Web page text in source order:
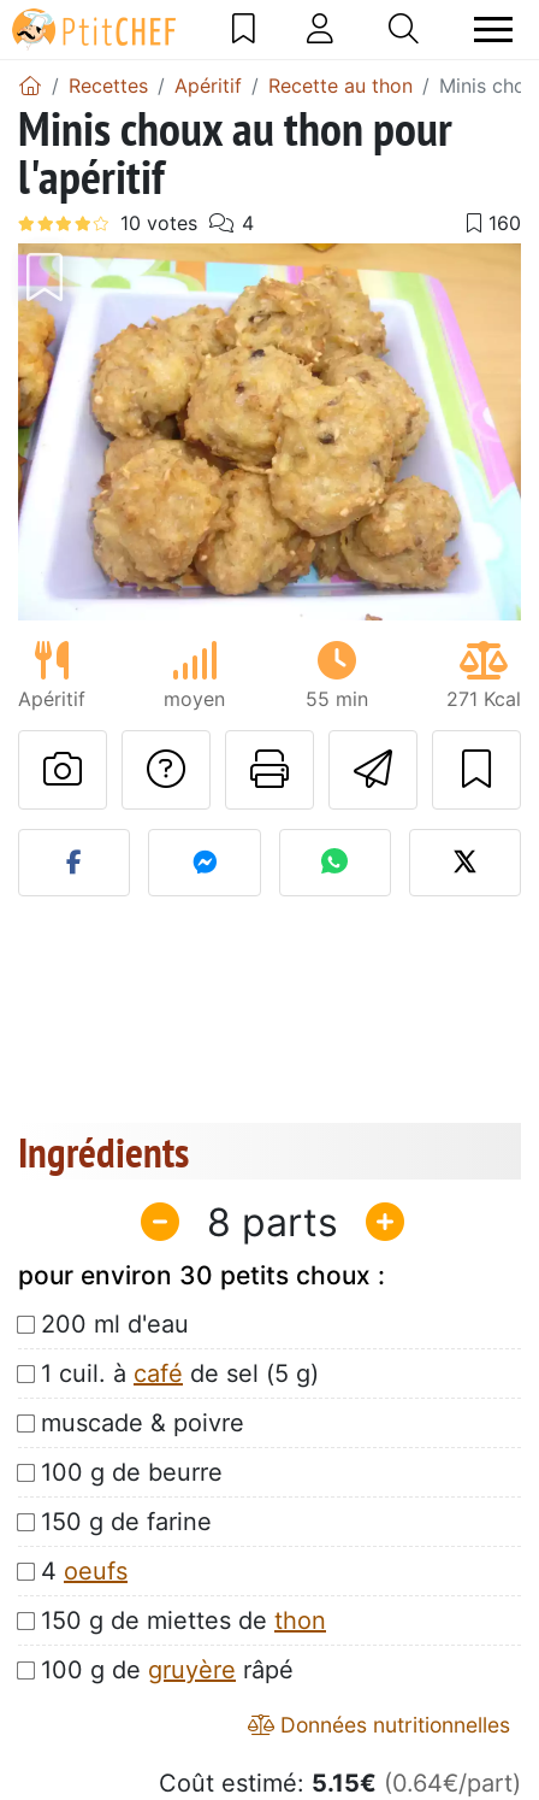
Recettes Apéritif Recette au thon Minis
Minis choux au thon pour
l'apéritif
Apéritif moyen 55 min 271 Kcal
Imprimer
Poser une
Publier votre photo de
Ingrédients
8
pour environ 30 petits choux :
200 ml d'eau
1 cuil. à café de sel (5 g)
muscade & poivre
100 g de beurre
150 g de farine
4 oeufs
150 g de miettes de thon
100 g de gruyère râpé
Données nutritionnelles
Coût estimé: 5.15€ (0.64€/part)